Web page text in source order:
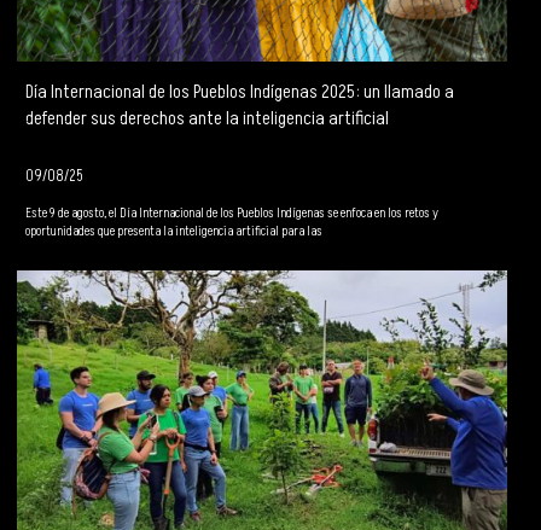
Día Internacional de los Pueblos Indígenas 2025: un llamado a
defender sus derechos ante la inteligencia artificial
09/08/25
Este 9 de agosto, el Día Internacional de los Pueblos Indígenas se enfoca en los retos y
oportunidades que presenta la inteligencia artificial para las